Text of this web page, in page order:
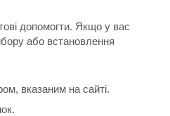
допомогти. Якщо у вас
або встановлення
вказаним на сайті.